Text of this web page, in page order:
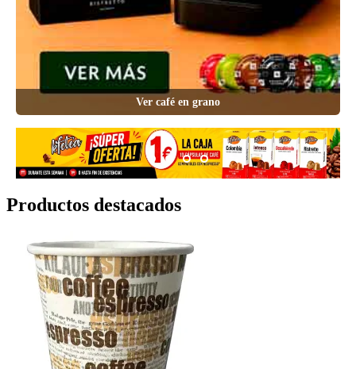
Ver café en grano
Productos destacados